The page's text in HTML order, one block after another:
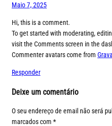
Maio 7, 2025
Hi, this is a comment.
To get started with moderating,
visit the Comments screen in the
Commenter avatars come from
Responder
Deixe um comentário
O seu endereço de email não será
marcados com *